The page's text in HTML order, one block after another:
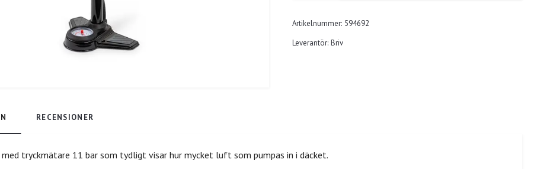
Artikelnummer: 594692
Leverantör: Briv
RECENSIONER
med tryckmätare 11 bar som tydligt visar hur mycket luft som pumpas in i däcket.